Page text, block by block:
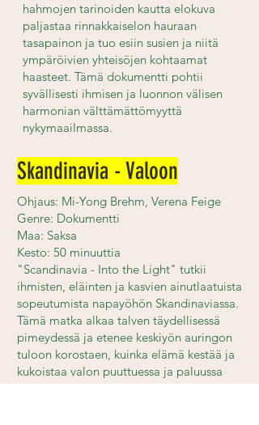
hahmojen tarinoiden kautta elokuva
paljastaa rinnakkaiselon hauraan
tasapainon ja tuo esiin susien ja niitä
ympäröivien yhteisöjen kohtaamat
haasteet. Tämä dokumentti pohtii
syvällisesti ihmisen ja luonnon välisen
harmonian välttämättömyyttä
nykymaailmassa.
Skandinavia - Valoon
Ohjaus: Mi-Yong Brehm, Verena Feige
Genre: Dokumentti
Maa: Saksa
Kesto: 50 minuuttia
"Scandinavia - Into the Light" tutkii
ihmisten, eläinten ja kasvien ainutlaatuista
sopeutumista napayöhön Skandinaviassa.
Tämä matka alkaa talven täydellisessä
pimeydessä ja etenee keskiyön auringon
tuloon korostaen, kuinka elämä kestää ja
kukoistaa valon puuttuessa ja paluussa
tässä äärimmäisessä pohjoisessa